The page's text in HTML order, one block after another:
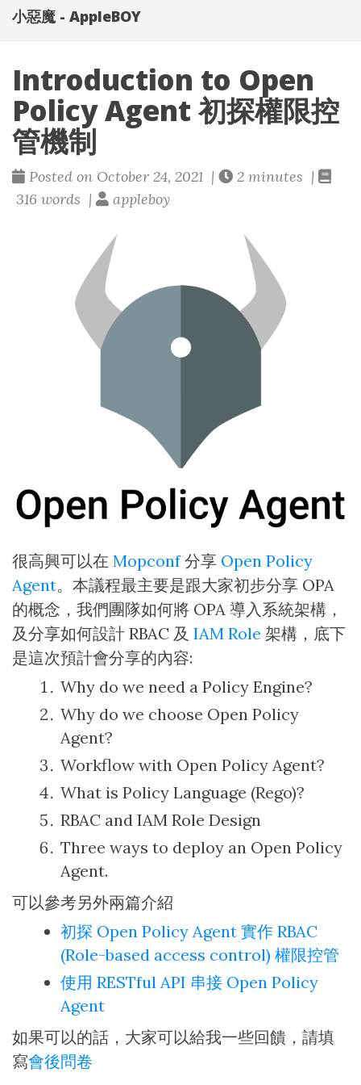
小惡魔 - AppleBOY
Introduction to Open
Policy Agent 初探權限控
管機制
Posted on October 24, 2021 |
2 minutes |
316 words |
appleboy
很高興可以在 Mopconf分享 Open Policy
Agent。本議程最主要是跟大家初步分享 OPA
的概念，我們團隊如何將 OPA 導入系統架構，
及分享如何設計 RBAC 及 IAM Role 架構，底下
是這次預計會分享的內容:
Why do we need a Policy Engine?
Why do we choose Open Policy
Agent?
Workflow with Open Policy Agent?
What is Policy Language (Rego)?
RBAC and IAM Role Design
Three ways to deploy an Open Policy
Agent.
可以參考另外兩篇介紹
初探 Open Policy Agent 實作 RBAC
(Role-based access control) 權限控管
使用 RESTful API 串接 Open Policy
Agent
如果可以的話，大家可以給我一些回饋，請填
寫會後問卷